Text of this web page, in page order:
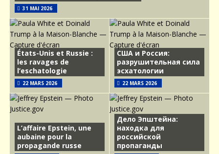
31 MAI 2026
États-Unis et Russie :
les ravages de
l’eschatologie
22 MARS 2026
США и Россия:
разрушительная сила
эсхатологии
22 MARS 2026
L’affaire Epstein, une
aubaine pour la
propagande russe
Дело Эпштейна:
находка для
российской
пропаганды